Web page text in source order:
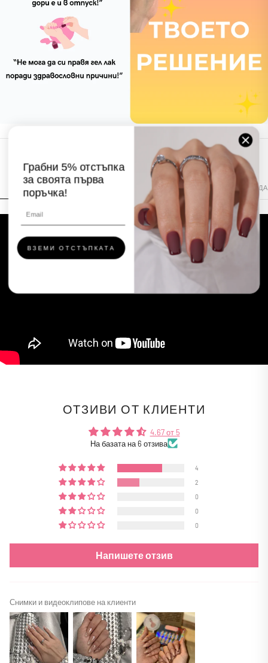
ВИЖ КАК РАБОТИ
С ТАБОВЕ СВАЛЯНЕ — СЕРУМ СВАЛЯНЕ — ВОДА
ОТЗИВИ ОТ КЛИЕНТИ
4.67 от 5
На базата на 6 отзива
4
2
0
0
0
Напишете отзив
Снимки и видеоклипове на клиенти
Грабни 5% отстъпка
за своята първа
поръчка!
ВЗЕМИ ОТСТЪПКАТА